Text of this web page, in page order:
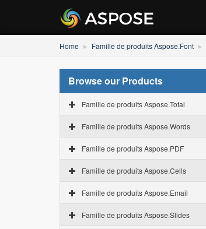
Home Famille de produits Aspose.Font
Browse our Products
Famille de produits Aspose.Total
Famille de produits Aspose.Words
Famille de produits Aspose.PDF
Famille de produits Aspose.Cells
Famille de produits Aspose.Email
Famille de produits Aspose.Slides